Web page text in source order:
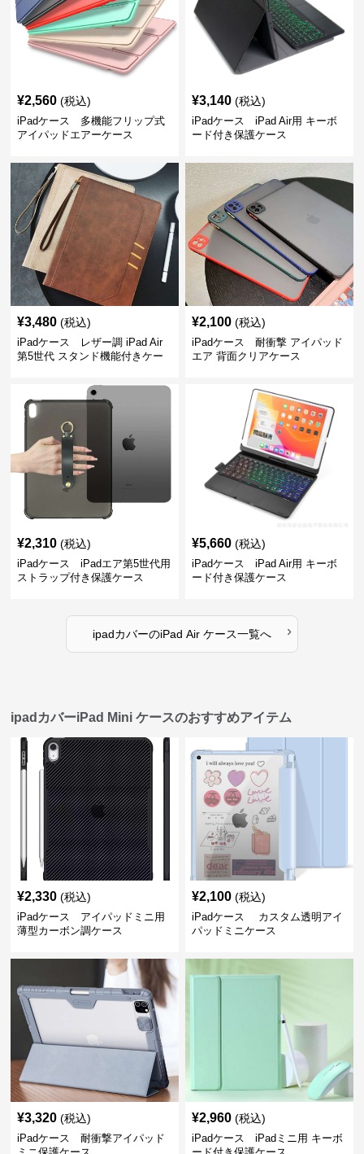
¥2,560 (税込)
iPadケース 多機能フリップ式
アイパッドエアーケース
¥3,140 (税込)
iPadケース iPad Air用 キーボ
ード付き保護ケース
¥3,480 (税込)
iPadケース レザー調 iPad Air
第5世代 スタンド機能付きケー
¥2,100 (税込)
iPadケース 耐衝撃 アイパッド
エア 背面クリアケース
¥2,310 (税込)
iPadケース iPadエア第5世代用
ストラップ付き保護ケース
¥5,660 (税込)
iPadケース iPad Air用 キーボ
ード付き保護ケース
ipadカバーのiPad Air ケース一覧へ ›
ipadカバーiPad Mini ケースのおすすめアイテム
¥2,330 (税込)
iPadケース アイパッドミニ用
薄型カーボン調ケース
¥2,100 (税込)
iPadケース カスタム透明アイ
パッドミニケース
¥3,320 (税込)
iPadケース 耐衝撃アイパッド
¥2,960 (税込)
iPadケース iPadミニ用 キーボ